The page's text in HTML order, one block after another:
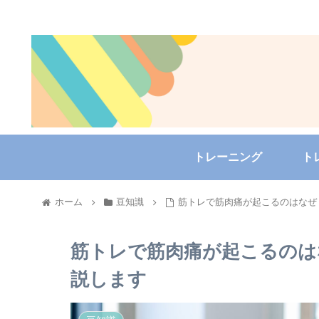
トレーニング
ホーム 豆知識 筋トレで筋肉痛が起こるのはな
筋トレで筋肉痛が起こるの
説します